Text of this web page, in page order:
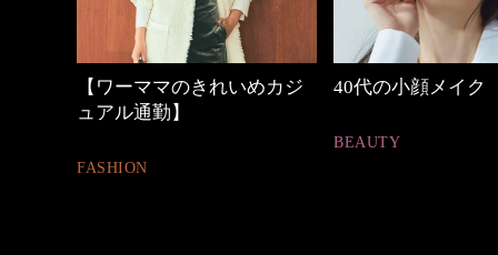
40代の小顔メイク
心地よくいられる